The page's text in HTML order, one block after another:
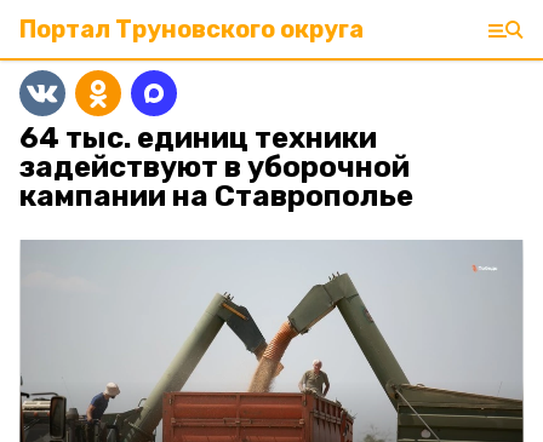
Портал Труновского округа
64 тыс. единиц техники
задействуют в уборочной
кампании на Ставрополье